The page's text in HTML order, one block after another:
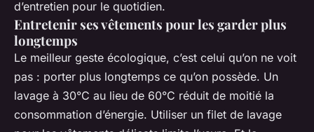
d’entretien pour le quotidien.
Entretenir ses vêtements pour les garder plus
longtemps
Le meilleur geste écologique, c’est celui qu’on ne voit
pas : porter plus longtemps ce qu’on possède. Un
lavage à 30°C au lieu de 60°C réduit de moitié la
consommation d’énergie. Utiliser un filet de lavage